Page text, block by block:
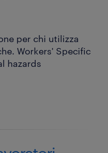
per chi utilizza
Workers' Specific
hazards